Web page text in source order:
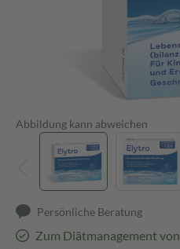
Abbildung kann abweichen
Persönliche Beratung
Zum Diätmanagement